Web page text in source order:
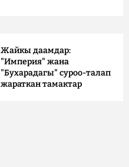
Жайкы даамдар:
"Империя" жана
"Бухарадагы" суроо-талап
жараткан тамактар